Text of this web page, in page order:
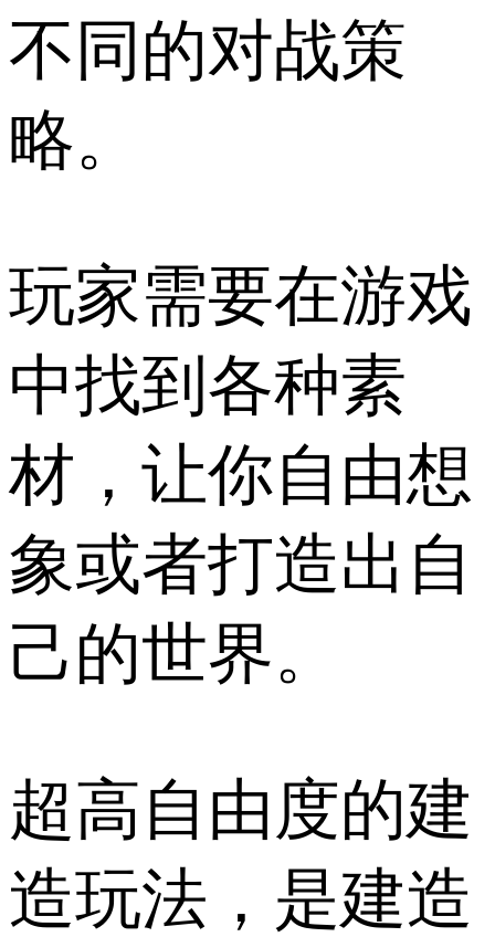
不同的对战策
略。
玩家需要在游戏
中找到各种素
材，让你自由想
象或者打造出自
己的世界。
超高自由度的建
造玩法，是建造